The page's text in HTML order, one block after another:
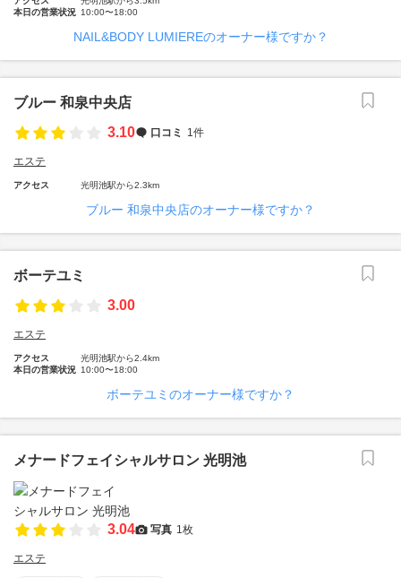
本日の営業状況 10:00〜18:00
NAIL&BODY LUMIEREのオーナー様ですか？
ブルー 和泉中央店
3.10
口コミ 1件
エステ
アクセス 光明池駅から2.3km
ブルー 和泉中央店のオーナー様ですか？
ボーテユミ
3.00
エステ
アクセス
光明池駅から2.4km
本日の営業状況 10:00〜18:00
ボーテユミのオーナー様ですか？
メナードフェイシャルサロン 光明池
3.04 写真 1枚
エステ